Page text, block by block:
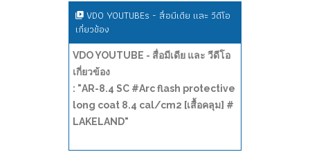
VDO YOUTUBEs - สื่อมีเดีย และ วีดีโอ
เกี่ยวข้อง
VDO YOUTUBE - สื่อมีเดีย และ วีดีโอ
เกี่ยวข้อง
: "AR-8.4 SC #Arc flash protective
long coat 8.4 cal/cm2 [เสื้อคลุม] #
LAKELAND"